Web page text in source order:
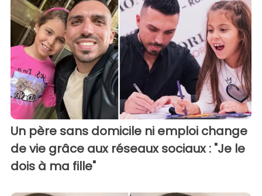
Un père sans domicile ni emploi change
de vie grâce aux réseaux sociaux : "Je le
dois à ma fille"